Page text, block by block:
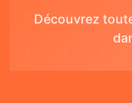
Découvrez